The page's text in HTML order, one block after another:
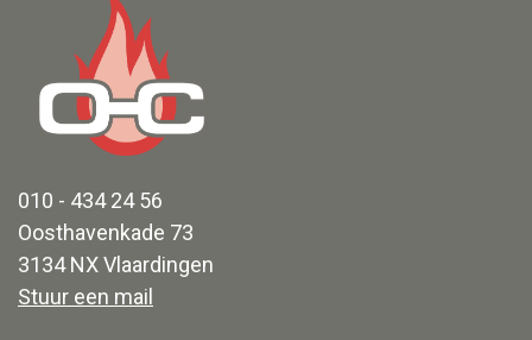
010 - 434 24 56
Oosthavenkade 73
3134 NX Vlaardingen
Stuur een mail